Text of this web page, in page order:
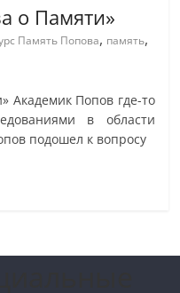
о Памяти»
Память Попова, память,
Академик Попов где-то
в области
подошел к вопросу